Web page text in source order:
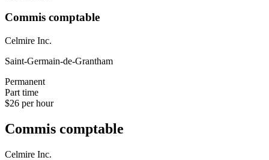
Commis comptable
Celmire Inc.
Saint-Germain-de-Grantham
Permanent
Part time
$26 per hour
Commis comptable
Celmire Inc.